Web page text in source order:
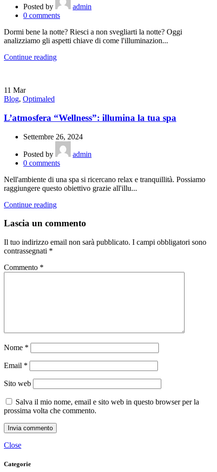
Posted by
admin
0 comments
Dormi bene la notte? Riesci a non svegliarti la notte? Oggi
analizziamo gli aspetti chiave di come l'illuminazion...
Continue reading
11 Mar
Blog, Optimaled
L’atmosfera “Wellness”: illumina la tua spa
Settembre 26, 2024
Posted by
admin
0 comments
Nell'ambiente di una spa si ricercano relax e tranquillità. Possiamo
raggiungere questo obiettivo grazie all'illu...
Continue reading
Lascia un commento
Il tuo indirizzo email non sarà pubblicato. I campi obbligatori sono
contrassegnati *
Commento *
Nome *
Email *
Sito web
Salva il mio nome, email e sito web in questo browser per la
prossima volta che commento.
Close
Categorie